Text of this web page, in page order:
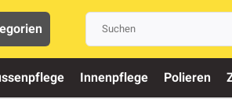
Innenpflege Polieren